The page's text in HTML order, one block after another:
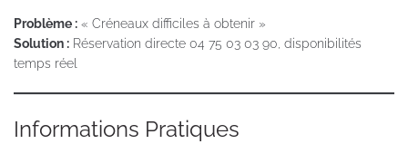
Problème : « Créneaux difficiles à obtenir »
Solution : Réservation directe 04 75 03 03 90, disponibilités
temps réel
Informations Pratiques